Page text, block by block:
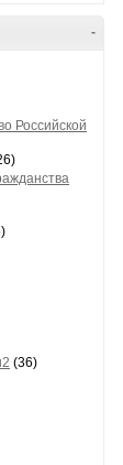
-
Российской
(36)